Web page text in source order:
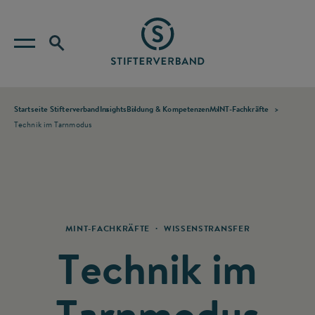
Startseite StifterverbandInsightsBildung & KompetenzenMINT-Fachkräfte
Technik im Tarnmodus
MINT-FACHKRÄFTE · WISSENSTRANSFER
Technik im